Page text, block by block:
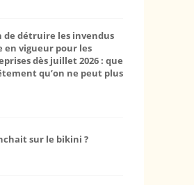
de détruire les invendus
vigueur pour les
dès juillet 2026 : que
qu’on ne peut plus
sur le bikini ?